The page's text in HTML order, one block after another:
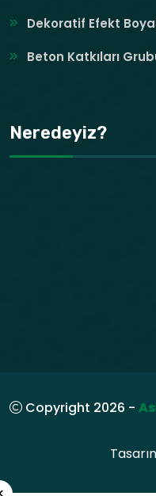
Dekoratif Efekt
Beton Katkıları
Neredeyiz?
Copyright 2026 -